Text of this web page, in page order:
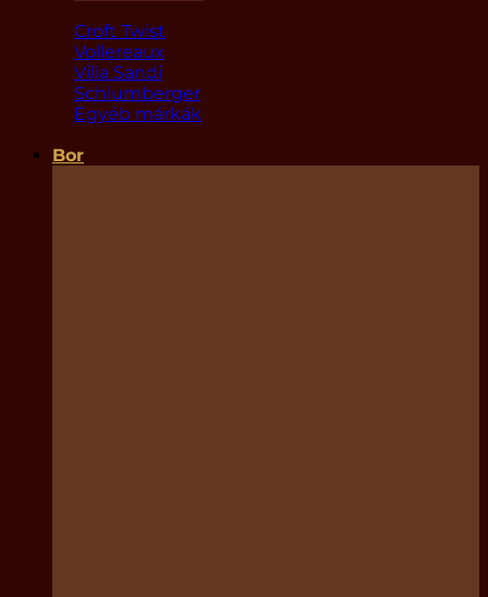
Croft Twist
Vollereaux
Villa Sandi
Schlumberger
Egyéb márkák
Bor